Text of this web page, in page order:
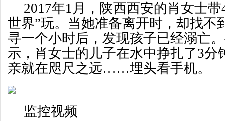
2017年1月，陕西西安的肖女士
世界”玩。当她准备离开时，却找不
寻一个小时后，发现孩子已经溺亡
示，肖女士的儿子在水中挣扎了3分
亲就在咫尺之远……埋头看手机。
监控视频